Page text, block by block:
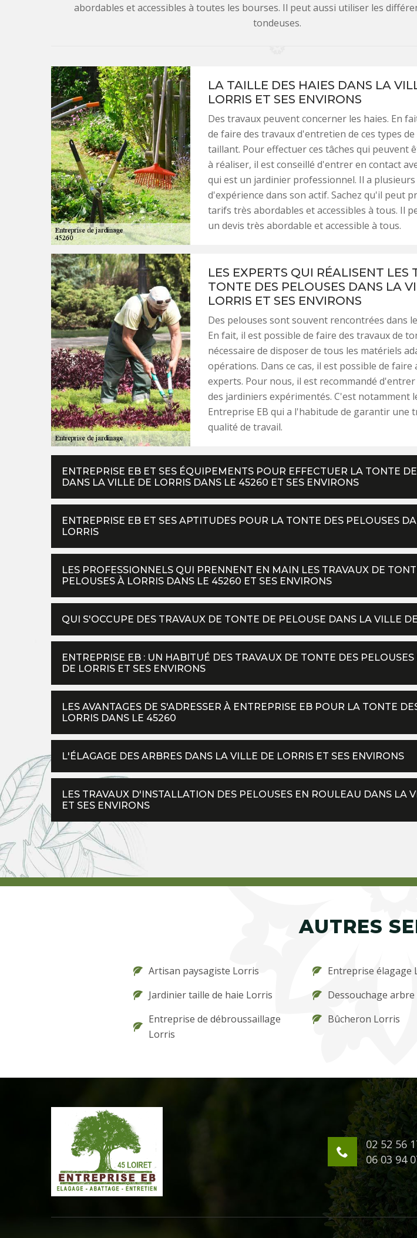
abordables et accessibles à toutes les bourses. Il peut aussi utiliser les
tondeuses.
LA TAILLE DES HAIES DANS LA
LORRIS ET SES ENVIRONS
Des travaux peuvent concerner les haies. En
de faire des travaux d'entretien de ces types
taillant. Pour effectuer ces tâches qui peuvent
à réaliser, il est conseillé d'entrer en contact
qui est un jardinier professionnel. Il a plusieurs
d'expérience dans son actif. Sachez qu'il peut
tarifs très abordables et accessibles à tous. Il
un devis très abordable et accessible à tous.
LES EXPERTS QUI RÉALISENT LES
TONTE DES PELOUSES DANS LA
LORRIS ET SES ENVIRONS
Des pelouses sont souvent rencontrées dans
En fait, il est possible de faire des travaux de
nécessaire de disposer de tous les matériels
opérations. Dans ce cas, il est possible de faire
experts. Pour nous, il est recommandé d'entrer
des jardiniers expérimentés. C'est notamment
Entreprise EB qui a l'habitude de garantir une
qualité de travail.
ENTREPRISE EB ET SES ÉQUIPEMENTS POUR EFFECTUER LA TONTE
DANS LA VILLE DE LORRIS DANS LE 45260 ET SES ENVIRONS
ENTREPRISE EB ET SES APTITUDES POUR LA TONTE DES PELOUSES
LORRIS
LES PROFESSIONNELS QUI PRENNENT EN MAIN LES TRAVAUX DE
PELOUSES À LORRIS DANS LE 45260 ET SES ENVIRONS
QUI S'OCCUPE DES TRAVAUX DE TONTE DE PELOUSE DANS LA VILLE
ENTREPRISE EB : UN HABITUÉ DES TRAVAUX DE TONTE DES
DE LORRIS ET SES ENVIRONS
LES AVANTAGES DE S'ADRESSER À ENTREPRISE EB POUR LA TONTE
LORRIS DANS LE 45260
L'ÉLAGAGE DES ARBRES DANS LA VILLE DE LORRIS ET SES ENVIRONS
LES TRAVAUX D'INSTALLATION DES PELOUSES EN ROULEAU DANS LA
ET SES ENVIRONS
AUTRES
Artisan paysagiste Lorris
Jardinier taille de haie Lorris
Entreprise de débroussaillage
Lorris
Entreprise élagage
Dessouchage
Bûcheron Lorris
02 52 56
06 03 94